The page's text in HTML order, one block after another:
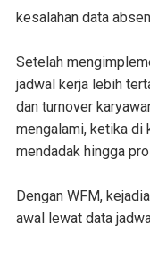
kesalahan data
Setelah
jadwal kerja lebih
dan turnover
mengalami, ketika di
mendadak hingga
Dengan WFM,
awal lewat data